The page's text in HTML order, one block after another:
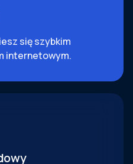
się szybkim
internetowym.